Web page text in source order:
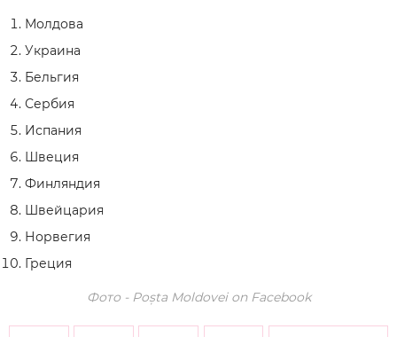
Молдова
Украина
Бельгия
Сербия
Испания
Швеция
Финляндия
Швейцария
Норвегия
Греция
Фото - Poșta Moldovei on Facebook